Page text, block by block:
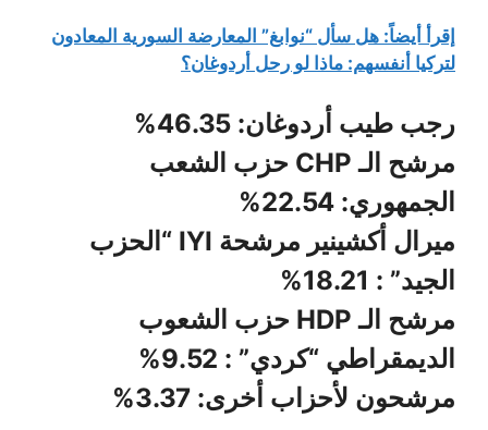
إقرأ أيضاً: هل سأل “نوابغ” المعارضة السورية المعادون
لتركيا أنفسهم: ماذا لو رحل أردوغان؟
رجب طيب أردوغان: 46.35%
مرشح الـ CHP حزب الشعب
الجمهوري: 22.54%
ميرال أكشينير مرشحة IYI “الحزب
الجيد” : 18.21%
مرشح الـ HDP حزب الشعوب
الديمقراطي “كردي” : 9.52%
مرشحون لأحزاب أخرى: 3.37%